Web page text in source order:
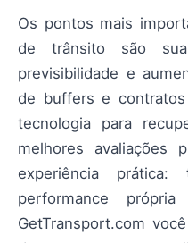
Os pontos mais
de trânsito são
previsibilidade e
de buffers e
tecnologia para
melhores avaliações
experiência
performance
GetTransport.com